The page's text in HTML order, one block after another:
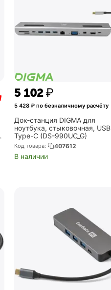
5 102₽
5 428 ₽ по безналичному расчёту
Док-станция DIGMA для
ноутбука, стыковочная, USB
Type-C (DS-990UC_G)
Код товара: 407612
В наличии